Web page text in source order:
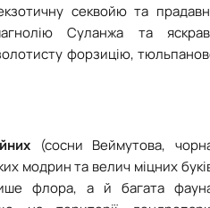
секвойю та
Суланжа та
форзицію,
(сосни Веймутова,
модрин та велич міцних
флора, а й багата